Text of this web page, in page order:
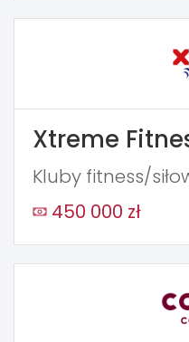
Xtreme
Kluby fitness/
450 000 zł